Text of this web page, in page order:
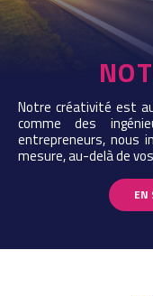
Notre créativité est
comme des
entrepreneurs, nous
mesure, au-delà de
EN